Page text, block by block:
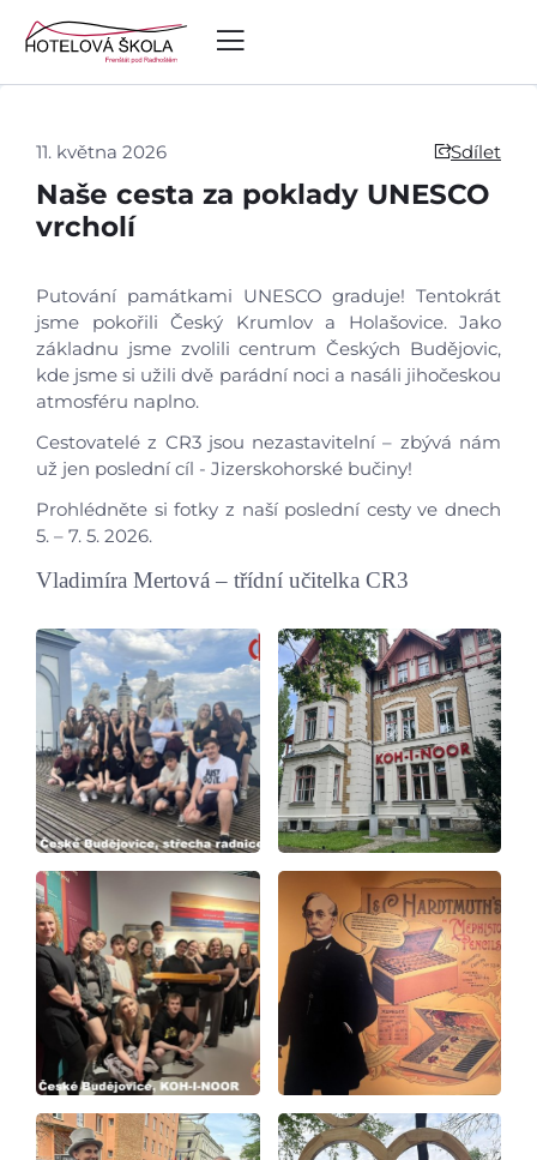
Úvod
Aktuálně
11. května 2026 Sdílet
Naše cesta za poklady UNESCO
vrcholí
Putování památkami UNESCO graduje! Tentokrát
jsme pokořili Český Krumlov a Holašovice. Jako
základnu jsme zvolili centrum Českých Budějovic,
kde jsme si užili dvě parádní noci a nasáli jihočeskou
atmosféru naplno.
Cestovatelé z CR3 jsou nezastavitelní – zbývá nám
už jen poslední cíl - Jizerskohorské bučiny!
Prohlédněte si fotky z naší poslední cesty ve dnech
5. – 7. 5. 2026.
Vladimíra Mertová – třídní učitelka CR3